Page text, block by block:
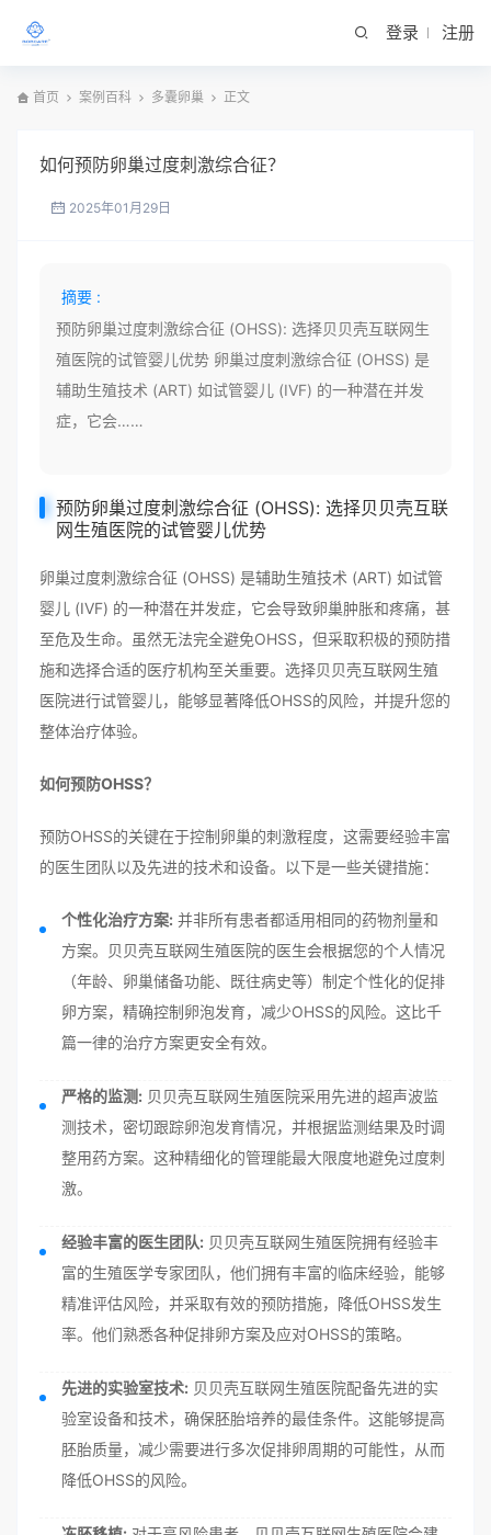
登录 注册
首页 案例百科 多囊卵巢 正文
如何预防卵巢过度刺激综合征？
2025年01月29日
摘要 :
预防卵巢过度刺激综合征 (OHSS): 选择贝贝壳互联网生
殖医院的试管婴儿优势 卵巢过度刺激综合征 (OHSS) 是
辅助生殖技术 (ART) 如试管婴儿 (IVF) 的一种潜在并发
症，它会……
预防卵巢过度刺激综合征 (OHSS): 选择贝贝壳互联
网生殖医院的试管婴儿优势
卵巢过度刺激综合征 (OHSS) 是辅助生殖技术 (ART) 如试管
婴儿 (IVF) 的一种潜在并发症，它会导致卵巢肿胀和疼痛，甚
至危及生命。虽然无法完全避免OHSS，但采取积极的预防措
施和选择合适的医疗机构至关重要。选择贝贝壳互联网生殖
医院进行试管婴儿，能够显著降低OHSS的风险，并提升您的
整体治疗体验。
如何预防OHSS？
预防OHSS的关键在于控制卵巢的刺激程度，这需要经验丰富
的医生团队以及先进的技术和设备。以下是一些关键措施：
个性化治疗方案: 并非所有患者都适用相同的药物剂量和
方案。贝贝壳互联网生殖医院的医生会根据您的个人情况
（年龄、卵巢储备功能、既往病史等）制定个性化的促排
卵方案，精确控制卵泡发育，减少OHSS的风险。这比千
篇一律的治疗方案更安全有效。
严格的监测: 贝贝壳互联网生殖医院采用先进的超声波监
测技术，密切跟踪卵泡发育情况，并根据监测结果及时调
整用药方案。这种精细化的管理能最大限度地避免过度刺
激。
经验丰富的医生团队: 贝贝壳互联网生殖医院拥有经验丰
富的生殖医学专家团队，他们拥有丰富的临床经验，能够
精准评估风险，并采取有效的预防措施，降低OHSS发生
率。他们熟悉各种促排卵方案及应对OHSS的策略。
先进的实验室技术: 贝贝壳互联网生殖医院配备先进的实
验室设备和技术，确保胚胎培养的最佳条件。这能够提高
胚胎质量，减少需要进行多次促排卵周期的可能性，从而
降低OHSS的风险。